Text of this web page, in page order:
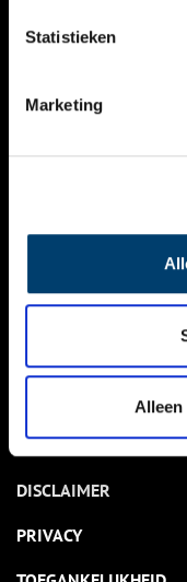
Statistieken
Marketing
NIEUWS
KALENDER
ACTIVITEITEN
NIEUWSBRIEF
DISCLAIMER
PRIVACY